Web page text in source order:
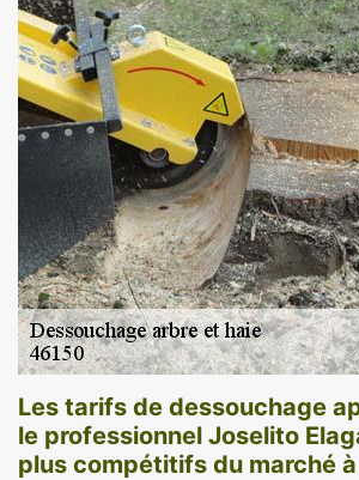
Les tarifs de dessouchage
le professionnel Joselito
plus compétitifs du marché